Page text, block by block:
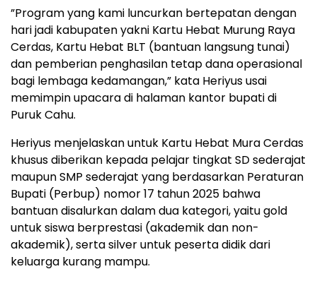
”Program yang kami luncurkan bertepatan dengan
hari jadi kabupaten yakni Kartu Hebat Murung Raya
Cerdas, Kartu Hebat BLT (bantuan langsung tunai)
dan pemberian penghasilan tetap dana operasional
bagi lembaga kedamangan,” kata Heriyus usai
memimpin upacara di halaman kantor bupati di
Puruk Cahu.
Heriyus menjelaskan untuk Kartu Hebat Mura Cerdas
khusus diberikan kepada pelajar tingkat SD sederajat
maupun SMP sederajat yang berdasarkan Peraturan
Bupati (Perbup) nomor 17 tahun 2025 bahwa
bantuan disalurkan dalam dua kategori, yaitu gold
untuk siswa berprestasi (akademik dan non-
akademik), serta silver untuk peserta didik dari
keluarga kurang mampu.